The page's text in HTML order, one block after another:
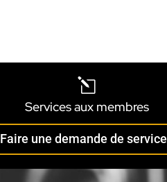
l
Services aux membres
Faire une demande de service